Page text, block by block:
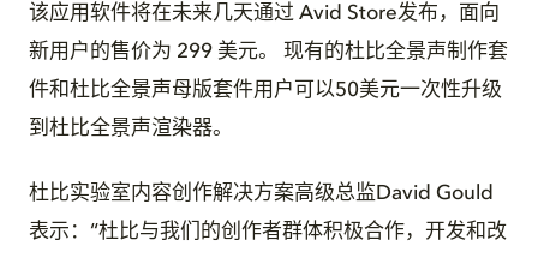
该应用软件将在未来几天通过 Avid Store发布，面向
新用户的售价为 299 美元。 现有的杜比全景声制作套
件和杜比全景声母版套件用户可以50美元一次性升级
到杜比全景声渲染器。
杜比实验室内容创作解决方案高级总监David Gould
表示：“杜比与我们的创作者群体积极合作，开发和改